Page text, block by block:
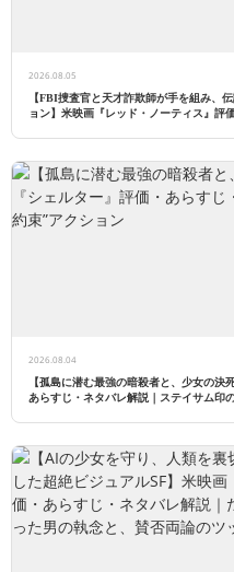
2026.08.05
【FBI捜査官と天才詐欺師が手を組み、
ョン】米映画『レッド・ノーティス』評
2026.08.04
【孤島に潜む最強の暗殺者と、少女の決
あらすじ・ネタバレ解説｜ステイサム印